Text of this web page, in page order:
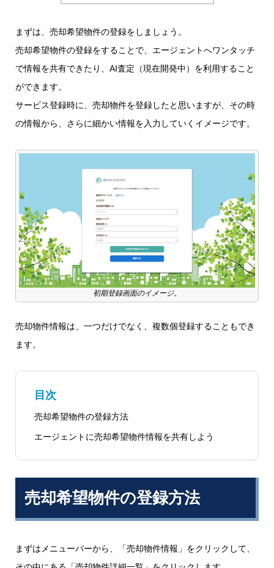
まずは、売却希望物件の登録をしましょう。
売却希望物件の登録をすることで、エージェントへワンタッチ
で情報を共有できたり、AI査定（現在開発中）を利用すること
ができます。
サービス登録時に、売却物件を登録したと思いますが、その時
の情報から、さらに細かい情報を入力していくイメージです。
初期登録画面のイメージ。
売却物件情報は、一つだけでなく、複数個登録することもでき
ます。
目次
売却希望物件の登録方法
エージェントに売却希望物件情報を共有しよう
売却希望物件の登録方法
まずはメニューバーから、「売却物件情報」をクリックして、